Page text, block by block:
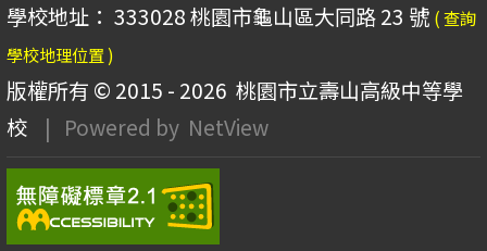
學校地址： 333028 桃園市龜山區大同路 23 號 ( 查詢
學校地理位置 )
版權所有 © 2015 - 2026 桃園市立壽山高級中等學
校
| Powered by NetView